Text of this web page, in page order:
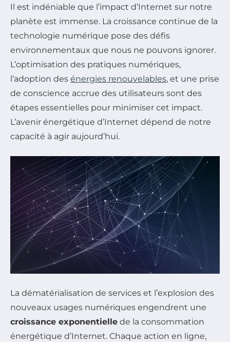
Il est indéniable que l’impact d’Internet sur notre
planète est immense. La croissance continue de la
technologie numérique pose des défis
environnementaux que nous ne pouvons ignorer.
L’optimisation des pratiques numériques,
l’adoption des énergies renouvelables, et une prise
de conscience accrue des utilisateurs sont des
étapes essentielles pour minimiser cet impact.
L’avenir énergétique d’Internet dépend de notre
capacité à agir aujourd’hui.
La dématérialisation de services et l’explosion des
nouveaux usages numériques engendrent une
croissance exponentielle de la consommation
énergétique d’Internet. Chaque action en ligne,